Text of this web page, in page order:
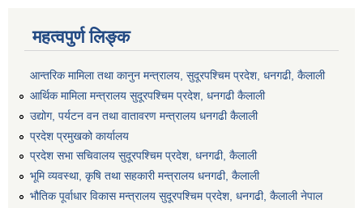
महत्वपुर्ण लिङ्क
आन्तरिक मामिला तथा कानुन मन्त्रालय, सुदूरपश्चिम प्रदेश, धनगढी, कैलाली
आर्थिक मामिला मन्त्रालय सुदूरपश्चिम प्रदेश, धनगढी कैलाली
उद्योग, पर्यटन वन तथा वातावरण मन्त्रालय धनगढी कैलाली
प्रदेश प्रमुखको कार्यालय
प्रदेश सभा सचिवालय सुदूरपश्‍चिम प्रदेश, धनगढी, कैलाली
भूमि व्यवस्था, कृषि तथा सहकारी मन्त्रालय धनगढी, कैलाली
भौतिक पूर्वाधार विकास मन्त्रालय सुदूरपश्चिम प्रदेश, धनगढी, कैलाली नेपाल